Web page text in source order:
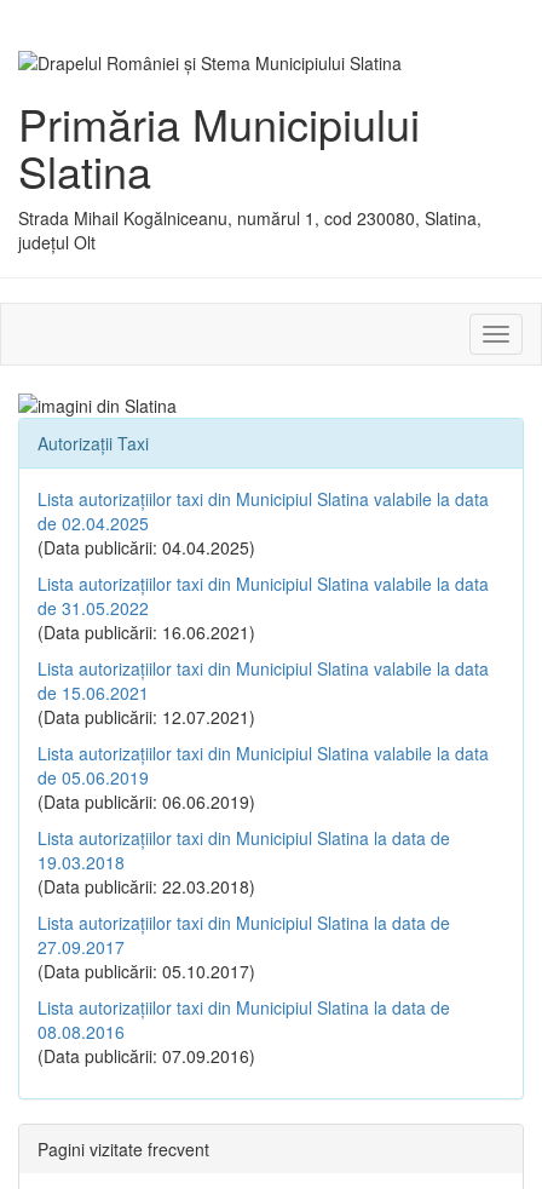
Primăria Municipiului
Slatina
Strada Mihail Kogălniceanu, numărul 1, cod 230080, Slatina,
județul Olt
sau
Autorizații Taxi
Lista autorizațiilor taxi din Municipiul Slatina valabile la data
de 02.04.2025
(Data publicării: 04.04.2025)
Lista autorizațiilor taxi din Municipiul Slatina valabile la data
de 31.05.2022
(Data publicării: 16.06.2021)
Lista autorizațiilor taxi din Municipiul Slatina valabile la data
de 15.06.2021
(Data publicării: 12.07.2021)
Lista autorizațiilor taxi din Municipiul Slatina valabile la data
de 05.06.2019
(Data publicării: 06.06.2019)
Lista autorizațiilor taxi din Municipiul Slatina la data de
19.03.2018
(Data publicării: 22.03.2018)
Lista autorizațiilor taxi din Municipiul Slatina la data de
27.09.2017
(Data publicării: 05.10.2017)
Lista autorizațiilor taxi din Municipiul Slatina la data de
08.08.2016
(Data publicării: 07.09.2016)
Pagini vizitate frecvent